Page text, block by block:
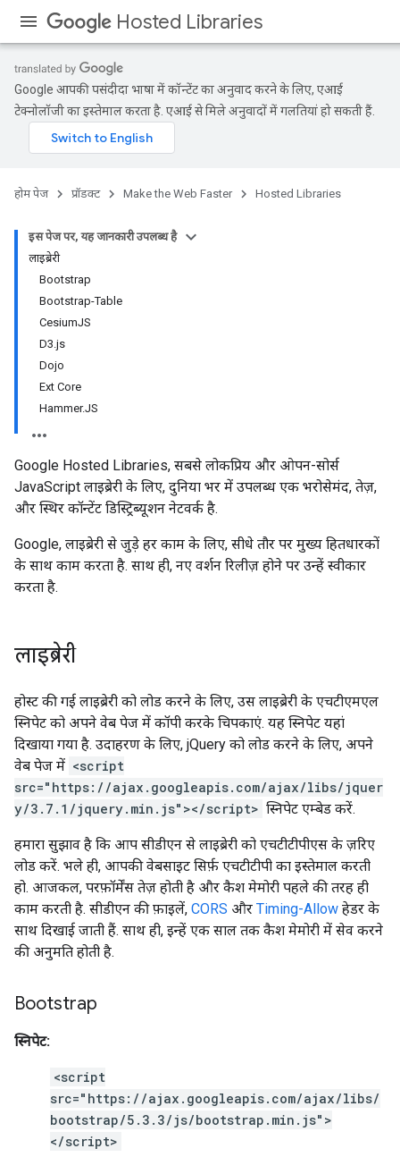
Hosted Libraries
Google आपकी पसंदीदा भाषा में कॉन्टेंट का अनुवाद करने के लिए, एआई
टेक्नोलॉजी का इस्तेमाल करता है. एआई से मिले अनुवादों में गलतियां हो सकती हैं.
होम पेज प्रॉडक्ट Make the Web Faster Hosted Libraries
इस पेज पर, यह जानकारी उपलब्ध है
लाइब्रेरी
Bootstrap
Bootstrap-Table
CesiumJS
D3.js
Dojo
Ext Core
Hammer.JS
Google Hosted Libraries, सबसे लोकप्रिय और ओपन-सोर्स
JavaScript लाइब्रेरी के लिए, दुनिया भर में उपलब्ध एक भरोसेमंद, तेज़,
और स्थिर कॉन्टेंट डिस्ट्रिब्यूशन नेटवर्क है.
Google, लाइब्रेरी से जुड़े हर काम के लिए, सीधे तौर पर मुख्य हितधारकों
के साथ काम करता है. साथ ही, नए वर्शन रिलीज़ होने पर उन्हें स्वीकार
करता है.
लाइब्रेरी
होस्ट की गई लाइब्रेरी को लोड करने के लिए, उस लाइब्रेरी के एचटीएमएल
स्निपेट को अपने वेब पेज में कॉपी करके चिपकाएं. यह स्निपेट यहां
दिखाया गया है. उदाहरण के लिए, jQuery को लोड करने के लिए, अपने
वेब पेज में <script
src="https://ajax.googleapis.com/ajax/libs/jquer
y/3.7.1/jquery.min.js"></script> स्निपेट एम्बेड करें.
हमारा सुझाव है कि आप सीडीएन से लाइब्रेरी को एचटीटीपीएस के ज़रिए
लोड करें. भले ही, आपकी वेबसाइट सिर्फ़ एचटीटीपी का इस्तेमाल करती
हो. आजकल, परफ़ॉर्मेंस तेज़ होती है और कैश मेमोरी पहले की तरह ही
काम करती है. सीडीएन की फ़ाइलें, CORS और Timing-Allow हेडर के
साथ दिखाई जाती हैं. साथ ही, इन्हें एक साल तक कैश मेमोरी में सेव करने
की अनुमति होती है.
Bootstrap
स्निपेट:
<script
src="https://ajax.googleapis.com/ajax/libs/
bootstrap/5.3.3/js/bootstrap.min.js">
</script>